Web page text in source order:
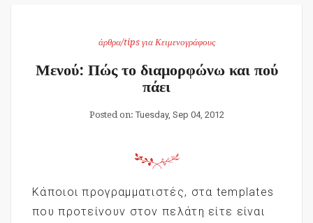
άρθρα/tips για Κειμενογράφους
Μενού: Πώς το διαμορφώνω και πού
πάει
Posted on: Tuesday, Sep 04, 2012
Κάποιοι προγραμματιστές, στα templates
που προτείνουν στον πελάτη είτε είναι